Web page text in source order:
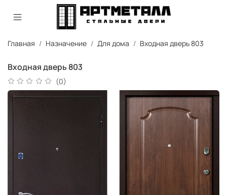
Главная Назначение Для дома Входная дверь 803
Входная дверь 803
(0)